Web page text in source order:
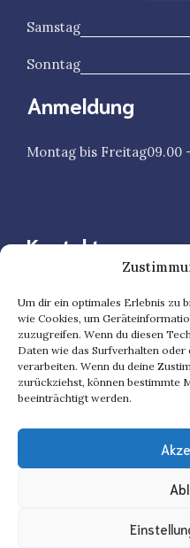
Um dir ein optimales Erlebnis zu
wie Cookies, um
zuzugreifen. Wenn du diesen
Daten wie das Surfverhalten
verarbeiten. Wenn du deine
zurückziehst, können bestimmte
beeinträchtigt werden.
Samstag
Sonntag
Anmeldung
Montag bis Freitag09.00
Kontakt
069 977 66 388
0173 794 53 08